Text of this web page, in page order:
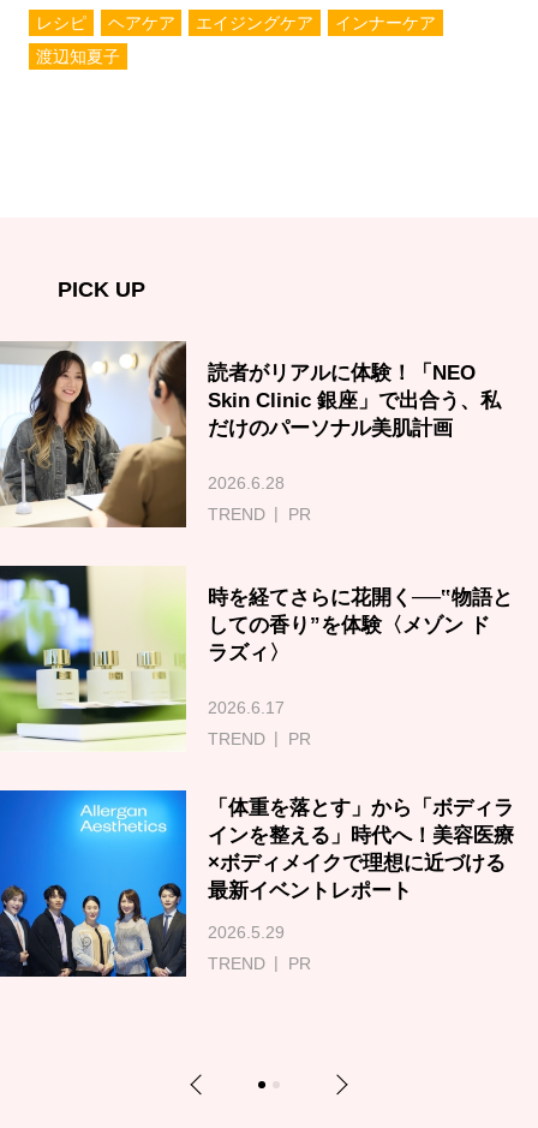
レシピ ヘアケア エイジングケア
インナーケア
渡辺知夏子
PICK UP
読者がリアルに体験！「NEO
Skin Clinic 銀座」で出合う、私
だけのパーソナル美肌計画
2026.6.28
TREND
PR
時を経てさらに花開く──‟物語と
しての香り”を体験〈メゾン ド
ラズィ〉
2026.6.17
TREND
PR
「体重を落とす」から「ボディラ
インを整える」時代へ！美容医療
×ボディメイクで理想に近づける
最新イベントレポート
2026.5.29
TREND
PR
Previous 1 2 Next